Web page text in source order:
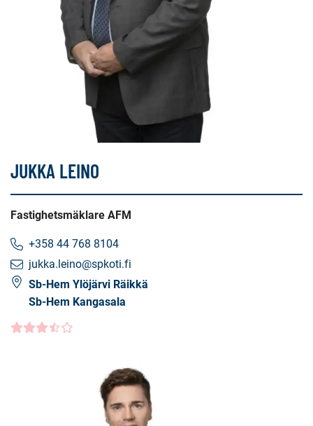
JUKKA LEINO
Fastighetsmäklare AFM
+358 44 768 8104
jukka.leino@spkoti.fi
Sb-Hem Ylöjärvi Räikkä
Sb-Hem Kangasala
Kundbetyg